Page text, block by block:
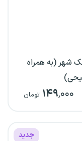
شهر (به همراه
۱۴۹,۰۰۰ تومان
جدید